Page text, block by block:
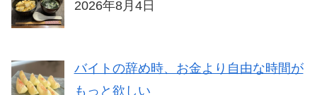
2026年8月4日
バイトの辞め時、お金より自由な時間が
もっと欲しい